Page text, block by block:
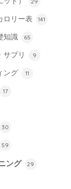
ロリー表 141
知識 65
サプリ 9
ング 11
17
30
59
ング 29